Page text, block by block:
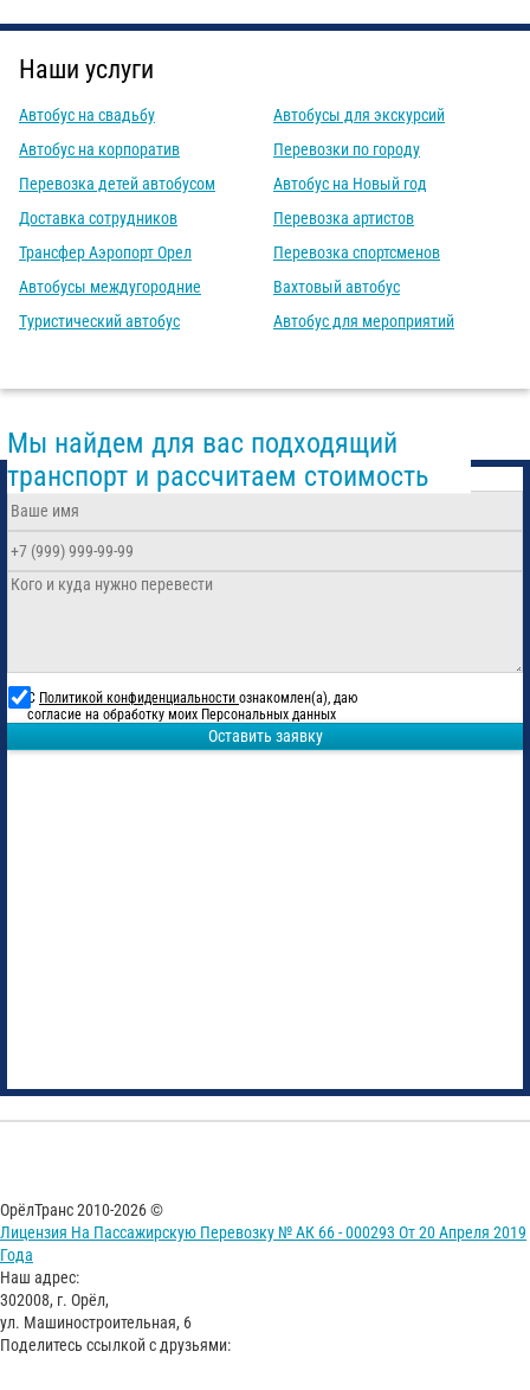
Наши услуги
Автобус на свадьбу
Автобус на корпоратив
Перевозка детей автобусом
Доставка сотрудников
Трансфер Аэропорт Орел
Автобусы междугородние
Туристический автобус
Автобусы для экскурсий
Перевозки по городу
Автобус на Новый год
Перевозка артистов
Перевозка спортсменов
Вахтовый автобус
Автобус для мероприятий
Мы найдем для вас подходящий
транспорт и рассчитаем стоимость
С Политикой конфиденциальности ознакомлен(а), даю
согласие на обработку моих Персональных данных
Оставить заявку
ОрёлТранс 2010-2026 ©
Лицензия На Пассажирскую Перевозку № АК 66 - 000293 От 20 Апреля 2019
Года
Наш адрес:
302008, г. Орёл,
ул. Машиностроительная, 6
Поделитесь ссылкой с друзьями: